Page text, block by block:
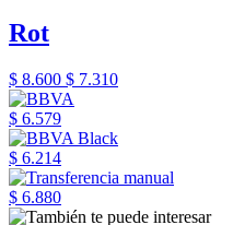
Rot
$ 8.600 $ 7.310
$ 6.579
$ 6.214
$ 6.880